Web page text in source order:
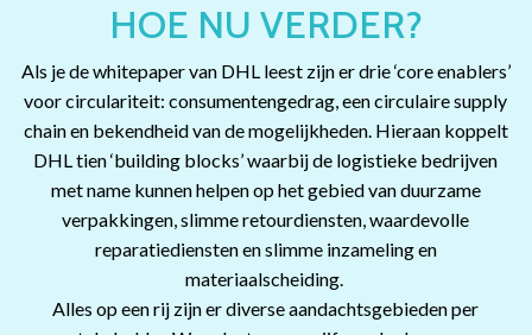
HOE NU VERDER?
Als je de whitepaper van DHL leest zijn er drie ‘core enablers’
voor circulariteit: consumentengedrag, een circulaire supply
chain en bekendheid van de mogelijkheden. Hieraan koppelt
DHL tien ‘building blocks’ waarbij de logistieke bedrijven
met name kunnen helpen op het gebied van duurzame
verpakkingen, slimme retourdiensten, waardevolle
reparatiediensten en slimme inzameling en
materiaalscheiding.
Alles op een rij zijn er diverse aandachtsgebieden per